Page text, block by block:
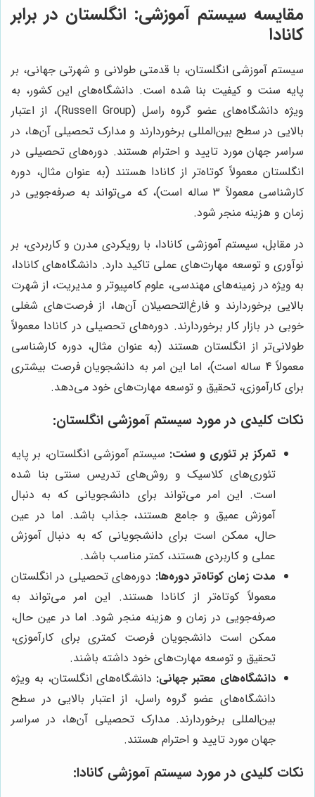
مقایسه سیستم آموزشی: انگلستان در برابر
کانادا
سیستم آموزشی انگلستان، با قدمتی طولانی و شهرتی جهانی، بر
پایه سنت و کیفیت بنا شده است. دانشگاه‌های این کشور، به
ویژه دانشگاه‌های عضو گروه راسل (Russell Group)، از اعتبار
بالایی در سطح بین‌المللی برخوردارند و مدارک تحصیلی آن‌ها، در
سراسر جهان مورد تایید و احترام هستند. دوره‌های تحصیلی در
انگلستان معمولاً کوتاه‌تر از کانادا هستند (به عنوان مثال، دوره
کارشناسی معمولاً 3 ساله است)، که می‌تواند به صرفه‌جویی در
زمان و هزینه منجر شود.
در مقابل، سیستم آموزشی کانادا، با رویکردی مدرن و کاربردی، بر
نوآوری و توسعه مهارت‌های عملی تاکید دارد. دانشگاه‌های کانادا،
به ویژه در زمینه‌های مهندسی، علوم کامپیوتر و مدیریت، از شهرت
بالایی برخوردارند و فارغ‌التحصیلان آن‌ها، از فرصت‌های شغلی
خوبی در بازار کار برخوردارند. دوره‌های تحصیلی در کانادا معمولاً
طولانی‌تر از انگلستان هستند (به عنوان مثال، دوره کارشناسی
معمولاً 4 ساله است)، اما این امر به دانشجویان فرصت بیشتری
برای کارآموزی، تحقیق و توسعه مهارت‌های خود می‌دهد.
نکات کلیدی در مورد سیستم آموزشی انگلستان:
تمرکز بر تئوری و سنت: سیستم آموزشی انگلستان، بر پایه
تئوری‌های کلاسیک و روش‌های تدریس سنتی بنا شده
است. این امر می‌تواند برای دانشجویانی که به دنبال
آموزش عمیق و جامع هستند، جذاب باشد. اما در عین
حال، ممکن است برای دانشجویانی که به دنبال آموزش
عملی و کاربردی هستند، کمتر مناسب باشد.
مدت زمان کوتاه‌تر دوره‌ها: دوره‌های تحصیلی در انگلستان
معمولاً کوتاه‌تر از کانادا هستند. این امر می‌تواند به
صرفه‌جویی در زمان و هزینه منجر شود. اما در عین حال،
ممکن است دانشجویان فرصت کمتری برای کارآموزی،
تحقیق و توسعه مهارت‌های خود داشته باشند.
دانشگاه‌های معتبر جهانی: دانشگاه‌های انگلستان، به ویژه
دانشگاه‌های عضو گروه راسل، از اعتبار بالایی در سطح
بین‌المللی برخوردارند. مدارک تحصیلی آن‌ها، در سراسر
جهان مورد تایید و احترام هستند.
نکات کلیدی در مورد سیستم آموزشی کانادا: